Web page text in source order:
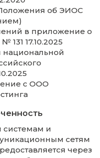
№2509-25АРМ о
услуг по
о ведении
учебных